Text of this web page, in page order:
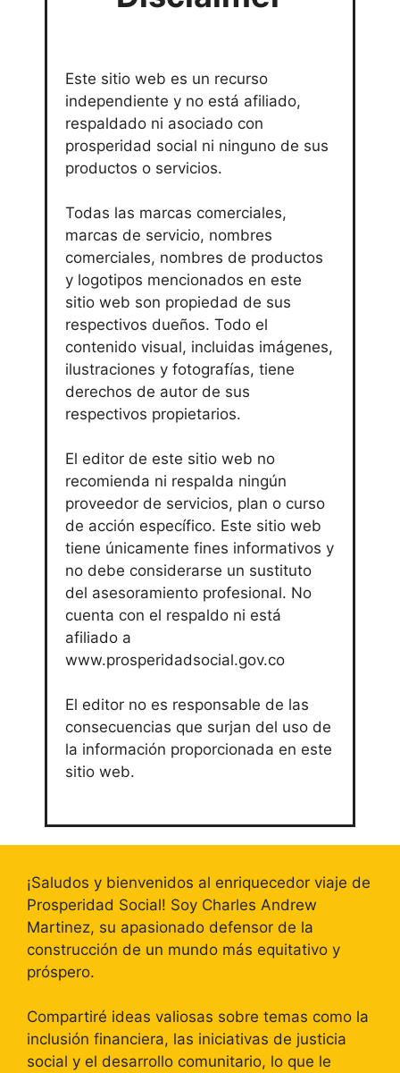
Este sitio web es un recurso
independiente y no está afiliado,
respaldado ni asociado con
prosperidad social ni ninguno de sus
productos o servicios.
Todas las marcas comerciales,
marcas de servicio, nombres
comerciales, nombres de productos
y logotipos mencionados en este
sitio web son propiedad de sus
respectivos dueños. Todo el
contenido visual, incluidas imágenes,
ilustraciones y fotografías, tiene
derechos de autor de sus
respectivos propietarios.
El editor de este sitio web no
recomienda ni respalda ningún
proveedor de servicios, plan o curso
de acción específico. Este sitio web
tiene únicamente fines informativos y
no debe considerarse un sustituto
del asesoramiento profesional. No
cuenta con el respaldo ni está
afiliado a
www.prosperidadsocial.gov.co
El editor no es responsable de las
consecuencias que surjan del uso de
la información proporcionada en este
sitio web.
¡Saludos y bienvenidos al enriquecedor viaje de
Prosperidad Social! Soy Charles Andrew
Martinez, su apasionado defensor de la
construcción de un mundo más equitativo y
próspero.
Compartiré ideas valiosas sobre temas como la
inclusión financiera, las iniciativas de justicia
social y el desarrollo comunitario, lo que le